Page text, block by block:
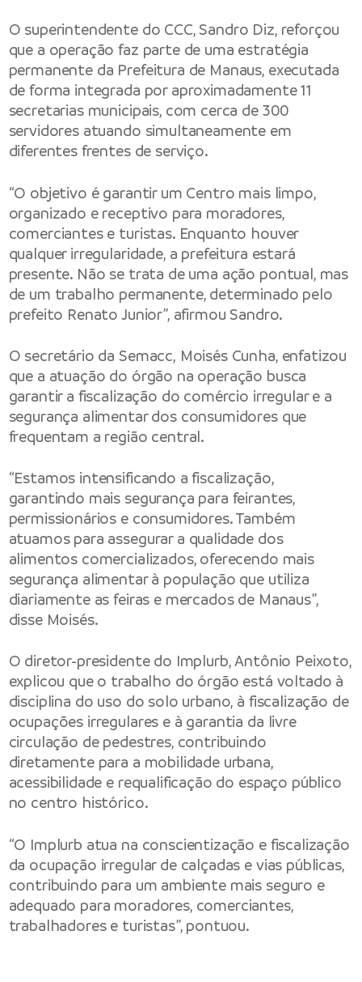
O superintendente do CCC, Sandro Diz, reforçou
que a operação faz parte de uma estratégia
permanente da Prefeitura de Manaus, executada
de forma integrada por aproximadamente 11
secretarias municipais, com cerca de 300
servidores atuando simultaneamente em
diferentes frentes de serviço.
“O objetivo é garantir um Centro mais limpo,
organizado e receptivo para moradores,
comerciantes e turistas. Enquanto houver
qualquer irregularidade, a prefeitura estará
presente. Não se trata de uma ação pontual, mas
de um trabalho permanente, determinado pelo
prefeito Renato Junior”, afirmou Sandro.
O secretário da Semacc, Moisés Cunha, enfatizou
que a atuação do órgão na operação busca
garantir a fiscalização do comércio irregular e a
segurança alimentar dos consumidores que
frequentam a região central.
“Estamos intensificando a fiscalização,
garantindo mais segurança para feirantes,
permissionários e consumidores. Também
atuamos para assegurar a qualidade dos
alimentos comercializados, oferecendo mais
segurança alimentar à população que utiliza
diariamente as feiras e mercados de Manaus”,
disse Moisés.
O diretor-presidente do Implurb, Antônio Peixoto,
explicou que o trabalho do órgão está voltado à
disciplina do uso do solo urbano, à fiscalização de
ocupações irregulares e à garantia da livre
circulação de pedestres, contribuindo
diretamente para a mobilidade urbana,
acessibilidade e requalificação do espaço público
no centro histórico.
“O Implurb atua na conscientização e fiscalização
da ocupação irregular de calçadas e vias públicas,
contribuindo para um ambiente mais seguro e
adequado para moradores, comerciantes,
trabalhadores e turistas”, pontuou.